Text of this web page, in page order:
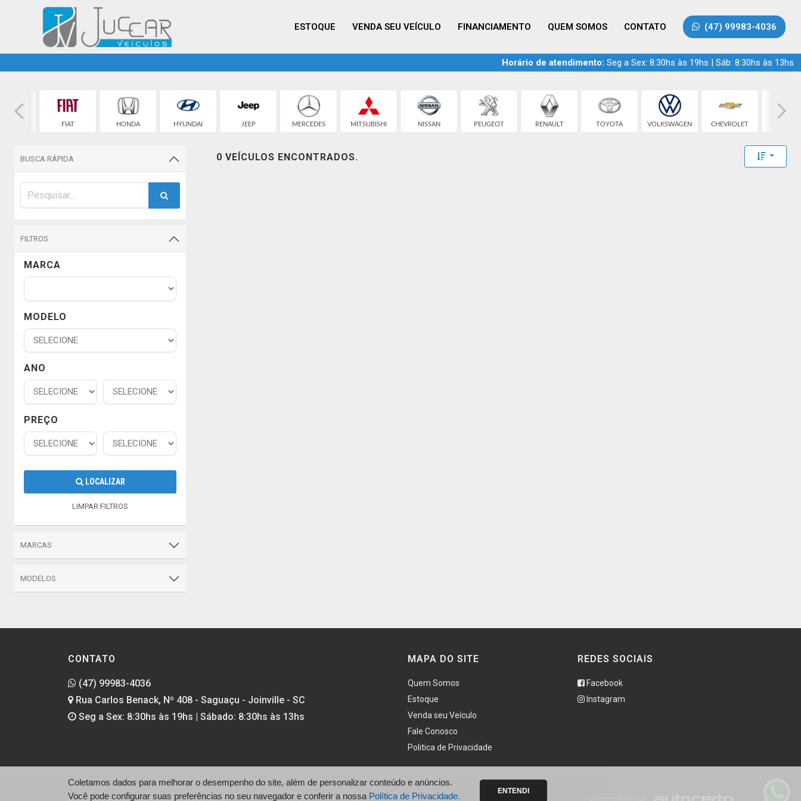
ESTOQUE VENDA SEU VEÍCULO FINANCIAMENTO QUEM SOMOS CONTATO (47) 99983-4036
Horário de atendimento: Seg a Sex: 8:30hs às 19hs | Sáb: 8:30hs às 13hs
FIAT HONDA HYUNDAI JEEP MERCEDES MITSUBISHI NISSAN PEUGEOT RENAULT TOYOTA VOLKSWAGEN CHEVROLET
BUSCA RÁPIDA
FILTROS
MARCA
MODELO
ANO
PREÇO
LOCALIZAR
LIMPAR FILTROS
MARCAS
MODELOS
0 VEÍCULOS ENCONTRADOS. Toggle
CONTATO
(47) 99983-4036
Rua Carlos Benack, Nº 408 - Saguaçu - Joinville - SC
Seg a Sex: 8:30hs às 19hs | Sábado: 8:30hs às 13hs
MAPA DO SITE
Quem Somos
Estoque
Venda seu Veículo
Fale Conosco
Politica de Privacidade
REDES SOCIAIS
Facebook
Instagram
© Juccar Veículos - http://juccarveiculos.com.br/
Coletamos dados para melhorar o desempenho do site, além de personalizar conteúdo e anúncios.
Você pode configurar suas preferências no seu navegador e conferir a nossa Política de Privacidade. ENTENDI